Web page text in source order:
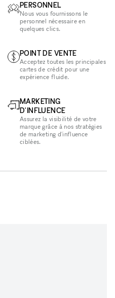
PERSONNEL
Nous vous fournissons le
personnel nécessaire en
quelques clics.
POINT DE VENTE
Acceptez toutes les principales
cartes de crédit pour une
expérience fluide.
MARKETING
D'INFLUENCE
Assurez la visibilité de votre
marque grâce à nos stratégies
de marketing d'influence
ciblées.